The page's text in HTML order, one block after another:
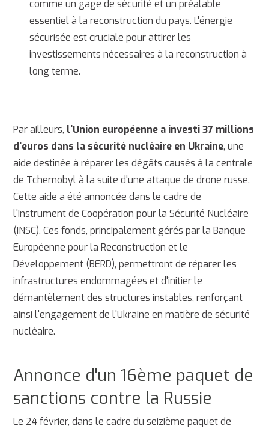
comme un gage de sécurité et un préalable
essentiel à la reconstruction du pays. L'énergie
sécurisée est cruciale pour attirer les
investissements nécessaires à la reconstruction à
long terme.
Par ailleurs, l'Union européenne a investi 37 millions
d'euros dans la sécurité nucléaire en Ukraine, une
aide destinée à réparer les dégâts causés à la centrale
de Tchernobyl à la suite d'une attaque de drone russe.
Cette aide a été annoncée dans le cadre de
l'Instrument de Coopération pour la Sécurité Nucléaire
(INSC). Ces fonds, principalement gérés par la Banque
Européenne pour la Reconstruction et le
Développement (BERD), permettront de réparer les
infrastructures endommagées et d'initier le
démantèlement des structures instables, renforçant
ainsi l'engagement de l'Ukraine en matière de sécurité
nucléaire.
Annonce d'un 16ème paquet de
sanctions contre la Russie
Le 24 février, dans le cadre du seizième paquet de